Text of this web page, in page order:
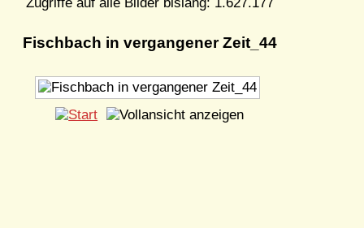
Zugriffe auf alle Bilder bislang: 1.627.177
Fischbach in vergangener Zeit_44